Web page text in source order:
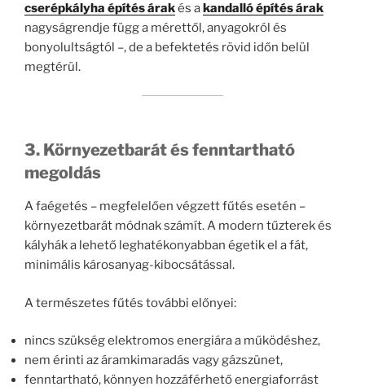
cserépkályha építés árakés akandalló építés árak
nagyságrendje függ a mérettől, anyagokról és
bonyolultságtól –, de a befektetés rövid időn belül
megtérül.
3. Környezetbarát és fenntartható
megoldás
A faégetés – megfelelően végzett fűtés esetén –
környezetbarát módnak számít. A modern tűzterek és
kályhák a lehető leghatékonyabban égetik el a fát,
minimális károsanyag-kibocsátással.
A természetes fűtés további előnyei:
nincs szükség elektromos energiára a működéshez,
nem érinti az áramkimaradás vagy gázszünet,
fenntartható, könnyen hozzáférhető energiaforrást